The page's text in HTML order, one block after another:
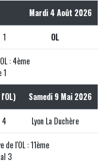
Mardi 4 Août 2026
1 OL
: 4ème
1
Samedi 9 Mai 2026
4 Lyon La Duchère
de l'OL : 11ème
3